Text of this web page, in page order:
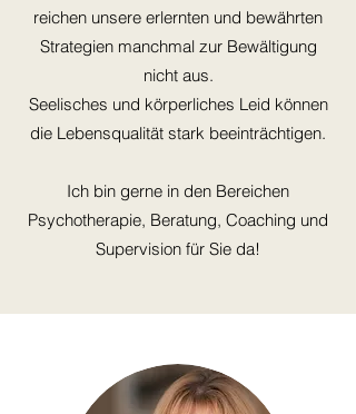
reichen unsere erlernten und bewährten
Strategien manchmal zur Bewältigung
nicht aus.
Seelisches und körperliches Leid können
die Lebensqualität stark beeinträchtigen.
Ich bin gerne in den Bereichen
Psychotherapie, Beratung, Coaching und
Supervision für Sie da!